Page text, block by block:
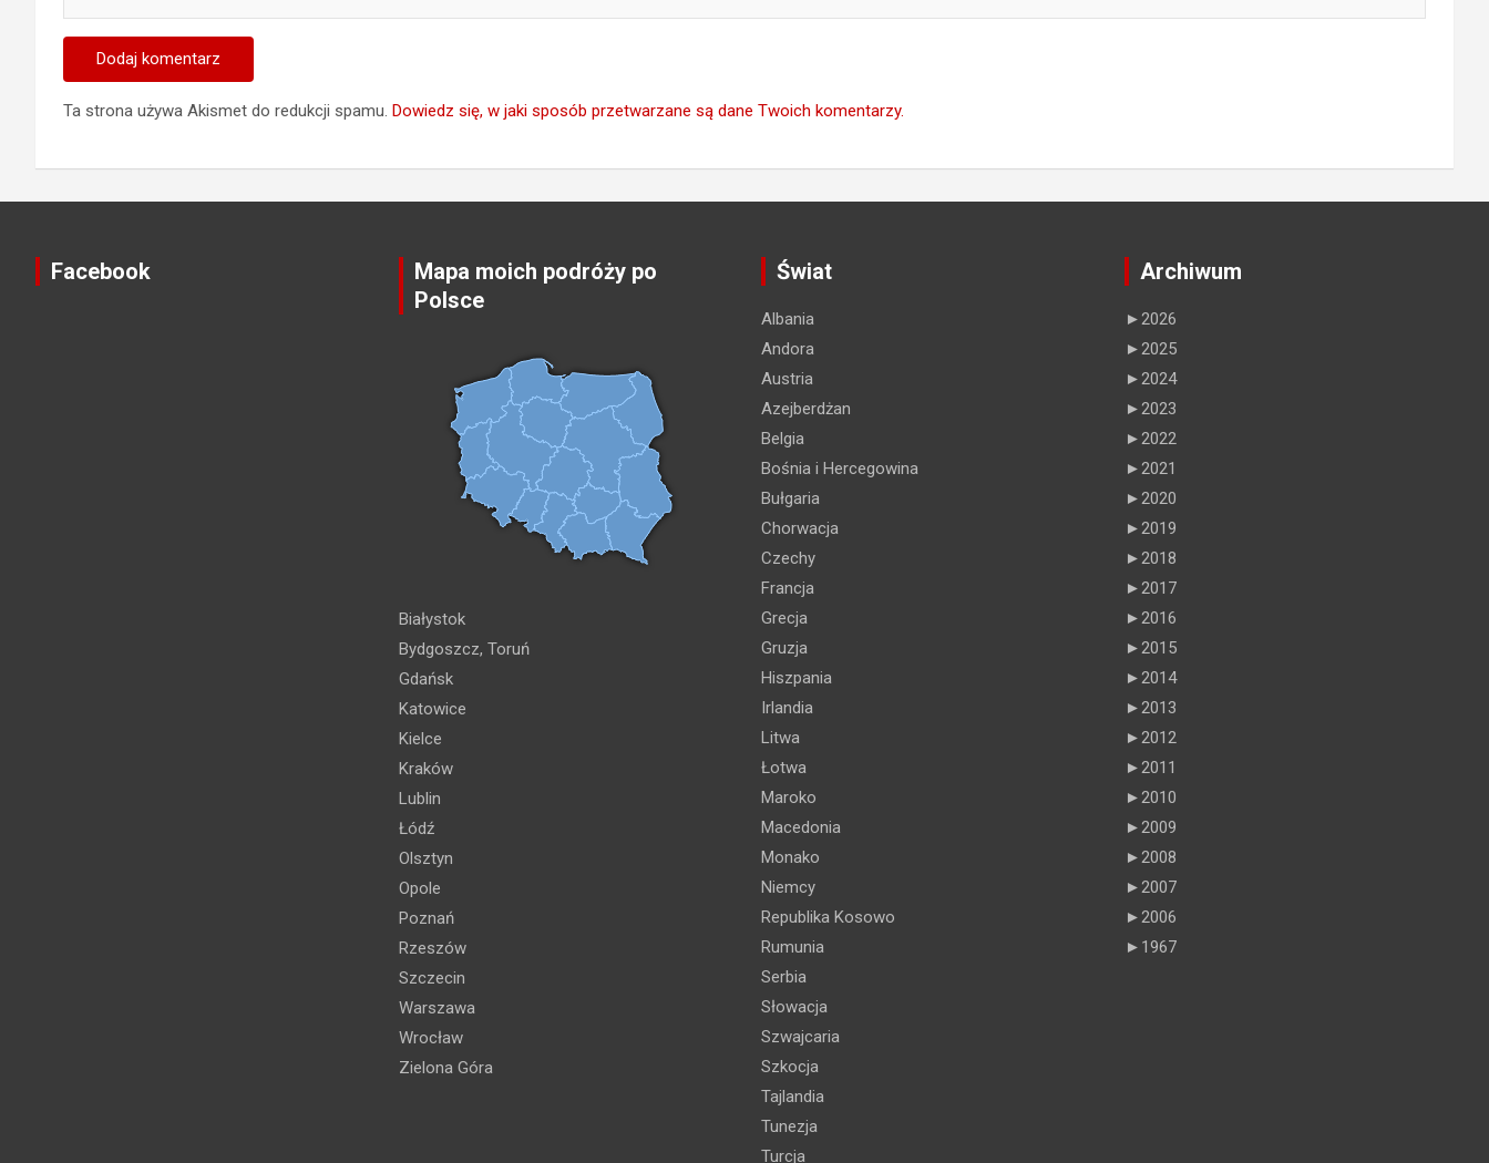
Ta strona używa Akismet do redukcji spamu. Dowiedz się, w jaki sposób przetwarzane są dane Twoich komentarzy.
Facebook
Mapa moich podróży po
Polsce
Białystok
Bydgoszcz, Toruń
Gdańsk
Katowice
Kielce
Kraków
Lublin
Łódź
Olsztyn
Opole
Poznań
Rzeszów
Szczecin
Warszawa
Wrocław
Zielona Góra
Świat
Albania
Andora
Austria
Azejberdżan
Belgia
Bośnia i Hercegowina
Bułgaria
Chorwacja
Czechy
Francja
Grecja
Gruzja
Hiszpania
Irlandia
Litwa
Łotwa
Maroko
Macedonia
Monako
Niemcy
Republika Kosowo
Rumunia
Serbia
Słowacja
Szwajcaria
Szkocja
Tajlandia
Tunezja
Turcja
Archiwum
►2026
►2025
►2024
►2023
►2022
►2021
►2020
►2019
►2018
►2017
►2016
►2015
►2014
►2013
►2012
►2011
►2010
►2009
►2008
►2007
►2006
► 1967